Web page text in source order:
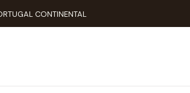
CONTINENTAL
Diana Shoes
SHOES